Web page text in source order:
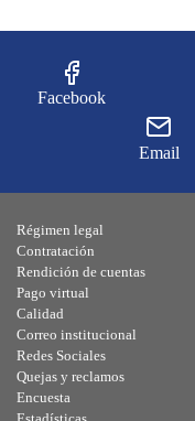
Facebook
Email
Régimen legal
Contratación
Rendición de cuentas
Pago virtual
Calidad
Correo institucional
Redes Sociales
Quejas y reclamos
Encuesta